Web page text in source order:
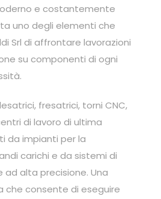
e costantemente
uno degli elementi che
Srl di affrontare lavorazioni
su componenti di ogni
fresatrici, torni CNC,
di lavoro di ultima
da impianti per la
carichi e da sistemi di
ad alta precisione. Una
consente di eseguire